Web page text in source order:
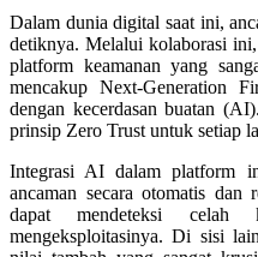
Dalam dunia digital saat ini,
detiknya. Melalui kolaborasi
platform keamanan yang
mencakup Next-Generation
dengan kecerdasan buatan
prinsip Zero Trust untuk setiap
Integrasi AI dalam platform
ancaman secara otomatis dan
dapat mendeteksi celah
mengeksploitasinya. Di sisi